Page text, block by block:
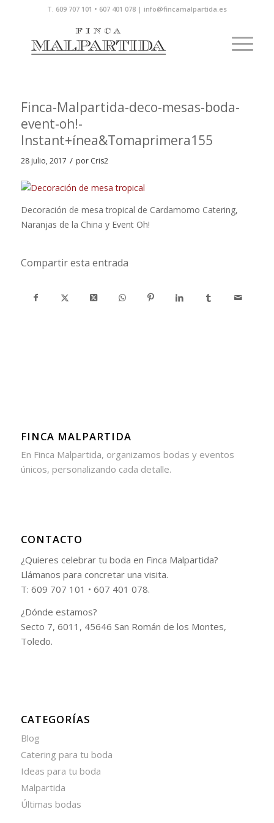
T. 609 707 101 • 607 401 078 | info@fincamalpartida.es
Finca-Malpartida-deco-mesas-boda-
event-oh!-
Instant+ínea&Tomaprimera155
28 julio, 2017 / por Cris2
Decoración de mesa tropical de Cardamomo Catering,
Naranjas de la China y Event Oh!
Compartir esta entrada
FINCA MALPARTIDA
En Finca Malpartida, organizamos bodas y eventos
únicos, personalizando cada detalle.
CONTACTO
¿Quieres celebrar tu boda en Finca Malpartida?
Llámanos para concretar una visita.
T: 609 707 101 • 607 401 078.
¿Dónde estamos?
Secto 7, 6011, 45646 San Román de los Montes,
Toledo.
CATEGORÍAS
Blog
Catering para tu boda
Ideas para tu boda
Malpartida
Últimas bodas